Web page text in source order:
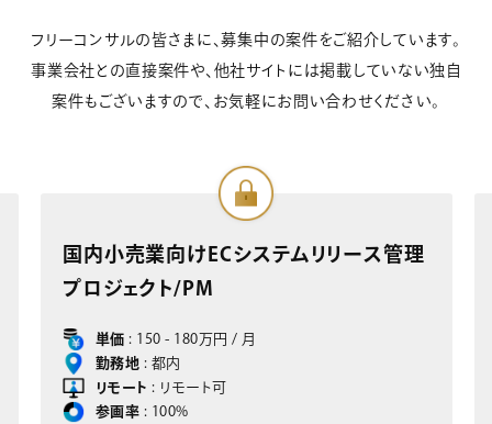
フリーコンサルの皆さまに、募集中の案件をご紹介しています。
事業会社との直接案件や、他社サイトには掲載していない独自
案件もございますので、お気軽にお問い合わせください。
ス管理
部品製造業向けSAP S/4HANA導入プ
ジェクト/ FI/COサポートコンサルタン
単価 : 150 - 180万円 / 月
勤務地
リモート
参画率